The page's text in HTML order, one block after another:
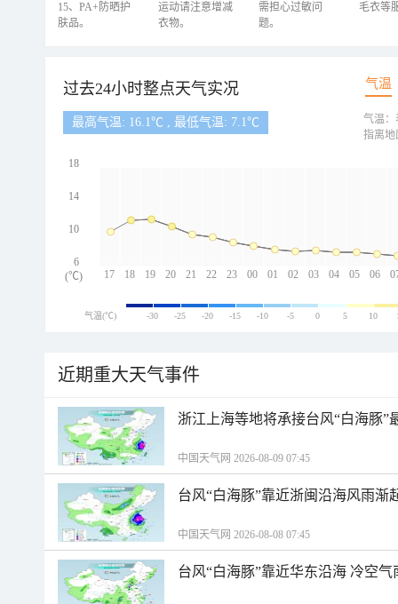
15、PA+防晒护
肤品。
运动请注意增减
衣物。
需担心过敏问
题。
毛衣等
过去24小时整点天气实况 气温
最高气温: 16.1℃ , 最低气温: 7.1℃
17 18 19 20 21 22 23 00 01 02 03 04 05 06
18
14
10
6
(℃)
气温：
指离地
气温(℃) -30 -25 -20 -15 -10 -5 0 5 10
近期重大天气事件
浙江上海等地将承接台风“白海豚”
中国天气网 2026-08-09 07:45
台风“白海豚”靠近浙闽沿海风雨渐
中国天气网 2026-08-08 07:45
台风“白海豚”靠近华东沿海 冷空